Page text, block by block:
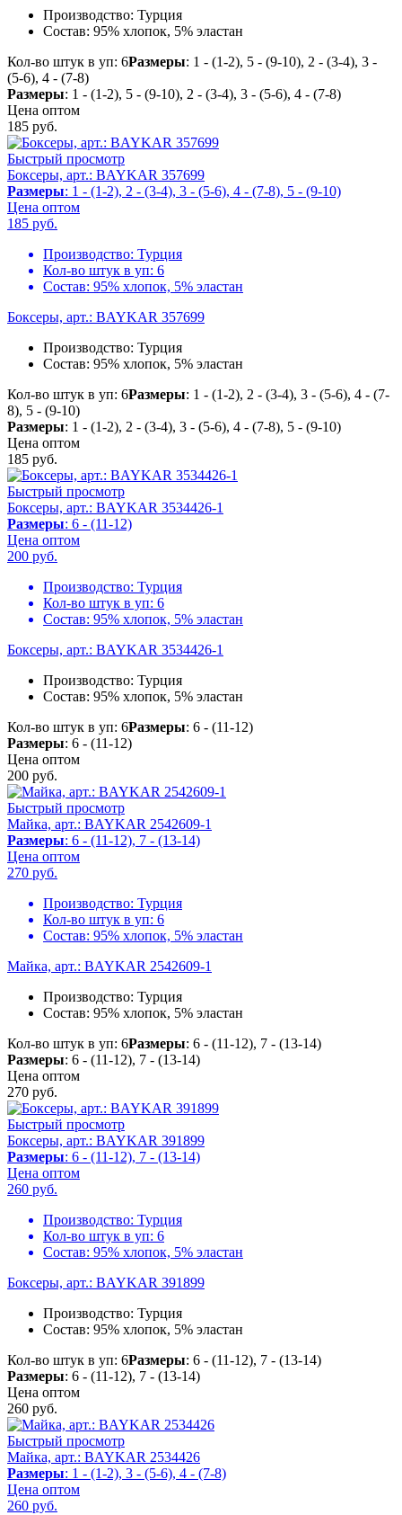
Производство: Турция
Состав: 95% хлопок, 5% эластан
Кол-во штук в уп: 6Размеры: 1 - (1-2), 5 - (9-10), 2 - (3-4), 3 -
(5-6), 4 - (7-8)
Размеры: 1 - (1-2), 5 - (9-10), 2 - (3-4), 3 - (5-6), 4 - (7-8)
Цена оптом
185 руб.
Быстрый просмотр
Боксеры, арт.: BAYKAR 357699
Размеры: 1 - (1-2), 2 - (3-4), 3 - (5-6), 4 - (7-8), 5 - (9-10)
Цена оптом
185 руб.
Производство: Турция
Кол-во штук в уп: 6
Состав: 95% хлопок, 5% эластан
Боксеры, арт.: BAYKAR 357699
Производство: Турция
Состав: 95% хлопок, 5% эластан
Кол-во штук в уп: 6Размеры: 1 - (1-2), 2 - (3-4), 3 - (5-6), 4 - (7-
8), 5 - (9-10)
Размеры: 1 - (1-2), 2 - (3-4), 3 - (5-6), 4 - (7-8), 5 - (9-10)
Цена оптом
185 руб.
Быстрый просмотр
Боксеры, арт.: BAYKAR 3534426-1
Размеры: 6 - (11-12)
Цена оптом
200 руб.
Производство: Турция
Кол-во штук в уп: 6
Состав: 95% хлопок, 5% эластан
Боксеры, арт.: BAYKAR 3534426-1
Производство: Турция
Состав: 95% хлопок, 5% эластан
Кол-во штук в уп: 6Размеры: 6 - (11-12)
Размеры: 6 - (11-12)
Цена оптом
200 руб.
Быстрый просмотр
Майка, арт.: BAYKAR 2542609-1
Размеры: 6 - (11-12), 7 - (13-14)
Цена оптом
270 руб.
Производство: Турция
Кол-во штук в уп: 6
Состав: 95% хлопок, 5% эластан
Майка, арт.: BAYKAR 2542609-1
Производство: Турция
Состав: 95% хлопок, 5% эластан
Кол-во штук в уп: 6Размеры: 6 - (11-12), 7 - (13-14)
Размеры: 6 - (11-12), 7 - (13-14)
Цена оптом
270 руб.
Быстрый просмотр
Боксеры, арт.: BAYKAR 391899
Размеры: 6 - (11-12), 7 - (13-14)
Цена оптом
260 руб.
Производство: Турция
Кол-во штук в уп: 6
Состав: 95% хлопок, 5% эластан
Боксеры, арт.: BAYKAR 391899
Производство: Турция
Состав: 95% хлопок, 5% эластан
Кол-во штук в уп: 6Размеры: 6 - (11-12), 7 - (13-14)
Размеры: 6 - (11-12), 7 - (13-14)
Цена оптом
260 руб.
Быстрый просмотр
Майка, арт.: BAYKAR 2534426
Размеры: 1 - (1-2), 3 - (5-6), 4 - (7-8)
Цена оптом
260 руб.